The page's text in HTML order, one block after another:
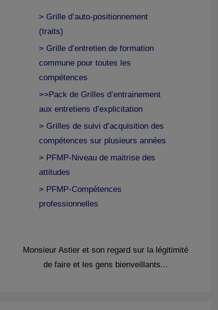
> Grille d’auto-positionnement
(traits)
> Grille d’entretien de formation
commune pour toutes les
compétences
>>Pack de Grilles d’entrainement
aux entretiens d’explicitation
> Grilles de suivi d’acquisition des
compétences sur plusieurs années
> PFMP-Niveau de maitrise des
attitudes
> PFMP-Compétences
professionnelles
Monsieur Astier et son regard sur la légitimité
de faire et les gens bienveillants...